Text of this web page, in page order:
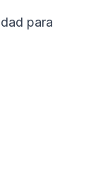
para